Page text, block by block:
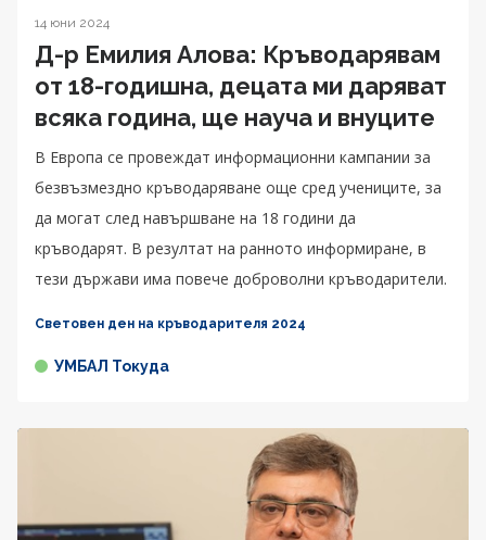
14 юни 2024
Д-р Емилия Алова: Кръводарявам
от 18-годишна, децата ми даряват
всяка година, ще науча и внуците
В Европа се провеждат информационни кампании за
безвъзмездно кръводаряване още сред учениците, за
да могат след навършване на 18 години да
кръводарят. В резултат на ранното информиране, в
тези държави има повече доброволни кръводарители.
Световен ден на кръводарителя 2024
УМБАЛ Токуда